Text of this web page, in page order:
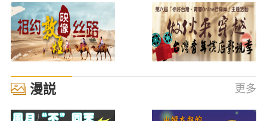
漫説 更多